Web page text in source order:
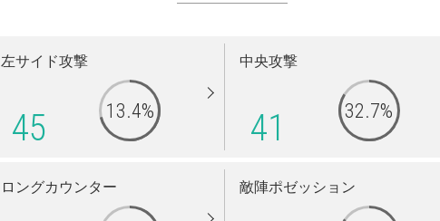
左サイド攻撃
45 13.4%
中央攻撃
41 32.7%
ロングカウンター 敵陣ポゼッション